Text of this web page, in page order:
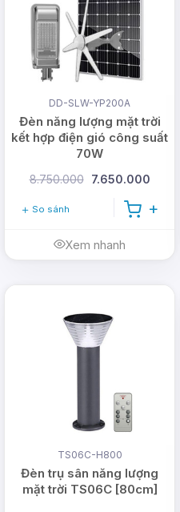
DD-SLW-YP200A
Đèn năng lượng mặt trời
kết hợp điện gió công suất
70W
8.750.000 7.650.000
So sánh
Xem nhanh
TS06C-H800
Đèn trụ sân năng lượng
mặt trời TS06C [80cm]